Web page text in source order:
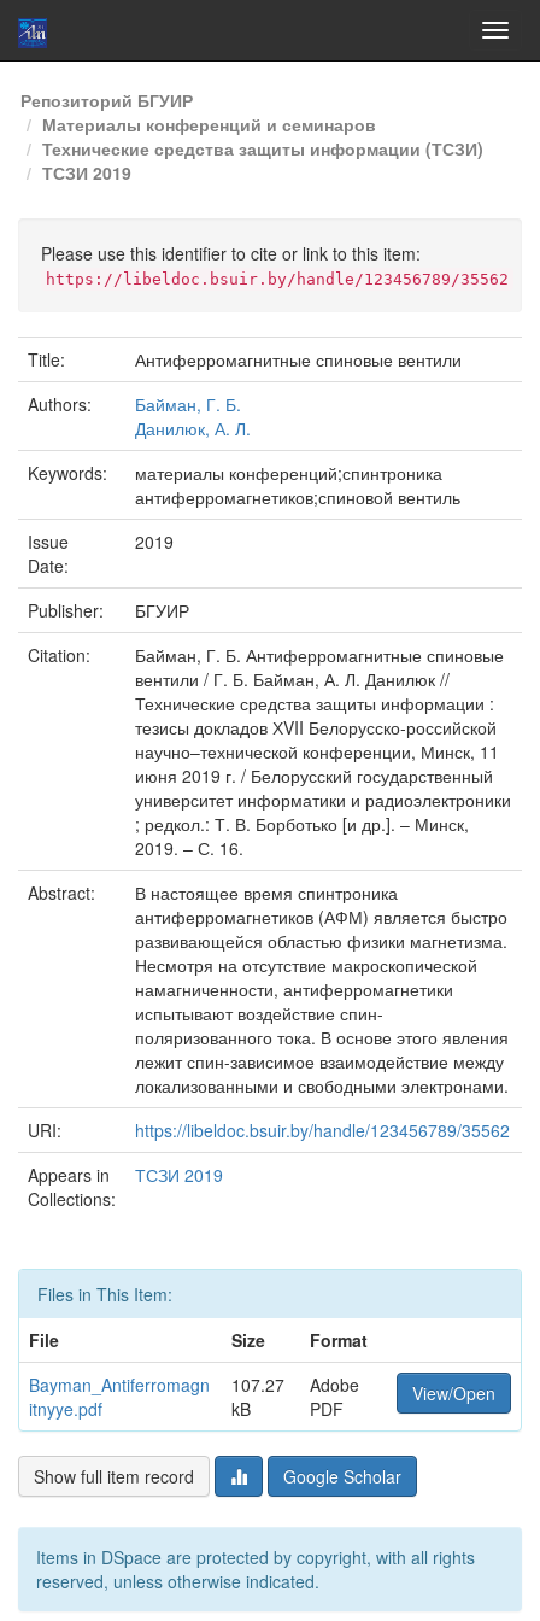
Skip
navigation
Репозиторий БГУИР
Материалы конференций и семинаров
Технические средства защиты информации (ТСЗИ)
ТСЗИ 2019
Please use this identifier to cite or link to this item:
https://libeldoc.bsuir.by/handle/123456789/35562
Title:
Антиферромагнитные спиновые вентили
Authors:
Байман, Г. Б.
Данилюк, А. Л.
Keywords:
материалы конференций;спинтроника
антиферромагнетиков;спиновой вентиль
Issue
Date:
2019
Publisher:
БГУИР
Citation:
Байман, Г. Б. Антиферромагнитные спиновые
вентили / Г. Б. Байман, А. Л. Данилюк //
Технические средства защиты информации :
тезисы докладов ХVII Белорусско-российской
научно–технической конференции, Минск, 11
июня 2019 г. / Белорусский государственный
университет информатики и радиоэлектроники
; редкол.: Т. В. Борботько [и др.]. – Минск,
2019. – С. 16.
Abstract:
В настоящее время спинтроника
антиферромагнетиков (АФМ) является быстро
развивающейся областью физики магнетизма.
Несмотря на отсутствие макроскопической
намагниченности, антиферромагнетики
испытывают воздействие спин-
поляризованного тока. В основе этого явления
лежит спин-зависимое взаимодействие между
локализованными и свободными электронами.
URI:
https://libeldoc.bsuir.by/handle/123456789/35562
Appears in
Collections:
ТСЗИ 2019
Files in This Item:
File
Size
Format
Bayman_Antiferromagn
itnyye.pdf
107.27
kB
Adobe
PDF
View/Open
Show full item record Google Scholar
Items in DSpace are protected by copyright, with all rights
reserved, unless otherwise indicated.